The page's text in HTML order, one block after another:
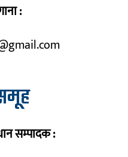
:
सम्पादक :